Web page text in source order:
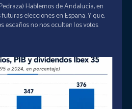
Hablemos de Andalucía, en
elecciones en España. Y que,
escaños no nos oculten los votos.